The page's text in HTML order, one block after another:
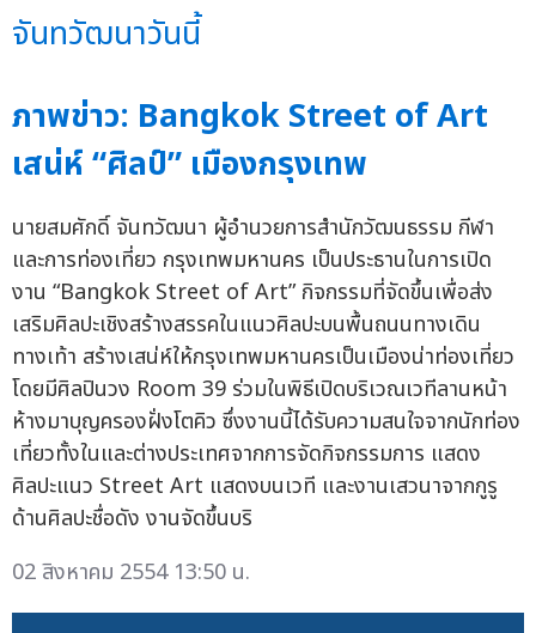
จันทวัฒนาวันนี้
ภาพข่าว: Bangkok Street of Art
เสน่ห์ “ศิลป์” เมืองกรุงเทพ
นายสมศักดิ์ จันทวัฒนา ผู้อำนวยการสำนักวัฒนธรรม กีฬา
และการท่องเที่ยว กรุงเทพมหานคร เป็นประธานในการเปิด
งาน “Bangkok Street of Art” กิจกรรมที่จัดขึ้นเพื่อส่ง
เสริมศิลปะเชิงสร้างสรรคในแนวศิลปะบนพื้นถนนทางเดิน
ทางเท้า สร้างเสน่ห์ให้กรุงเทพมหานครเป็นเมืองน่าท่องเที่ยว
โดยมีศิลปินวง Room 39 ร่วมในพิธีเปิดบริเวณเวทีลานหน้า
ห้างมาบุญครองฝั่งโตคิว ซึ่งงานนี้ได้รับความสนใจจากนักท่อง
เที่ยวทั้งในและต่างประเทศจากการจัดกิจกรรมการ แสดง
ศิลปะแนว Street Art แสดงบนเวที และงานเสวนาจากกูรู
ด้านศิลปะชื่อดัง งานจัดขึ้นบริ
02 สิงหาคม 2554 13:50 น.